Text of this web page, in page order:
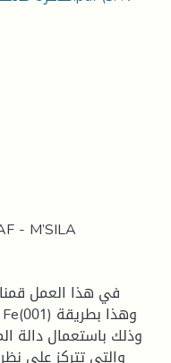
- M’SILA
في هذا العمل